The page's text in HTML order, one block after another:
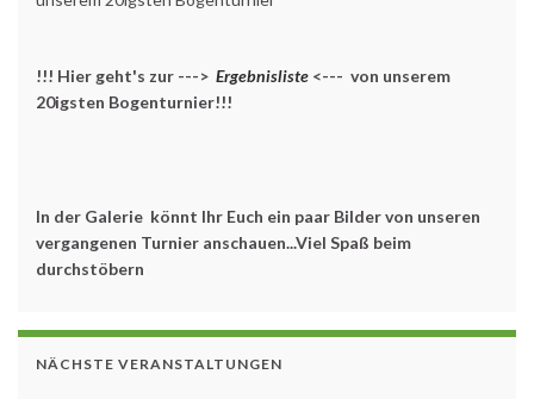
!!! Hier geht's zur ---> Ergebnisliste <--- von unserem
20igsten Bogenturnier!!!
In der Galerie könnt Ihr Euch ein paar Bilder von unseren
vergangenen Turnier anschauen...Viel Spaß beim
durchstöbern
NÄCHSTE VERANSTALTUNGEN